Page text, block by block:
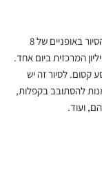
טיול באופניים בפיליון בין 8 כפרים (טיול של יום שלם) “הסיור באופניים של 8
המרכזית ביום אחד.
דרך מסע קסום. לסיור זה יש
להסתובב בקפלות,
ועוד.